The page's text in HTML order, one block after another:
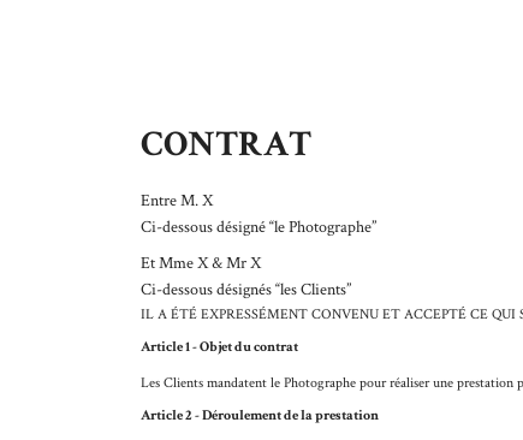
CONTRAT
Entre M. X
Ci-dessous désigné “le Photographe”
Et Mme X & Mr X
Ci-dessous désignés “les Clients”
IL A ÉTÉ EXPRESSÉMENT CONVENU ET ACCEPTÉ CE QUI
Article 1 - Objet du contrat
Les Clients mandatent le Photographe pour réaliserune prestation
Article 2 - Déroulement de la prestation